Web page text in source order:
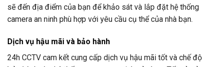
sẽ đến địa điểm của bạn để khảo sát và lắp đặt hệ thống
camera an ninh phù hợp với yêu cầu cụ thể của nhà bạn.
Dịch vụ hậu mãi và bảo hành
24h CCTV cam kết cung cấp dịch vụ hậu mãi tốt và chế độ